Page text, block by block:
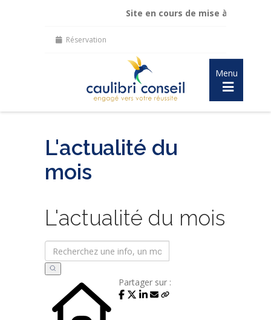
Site en cours de mise à jour :
Réservation
Menu
L'actualité du
mois
L'actualité du mois
Partager sur :